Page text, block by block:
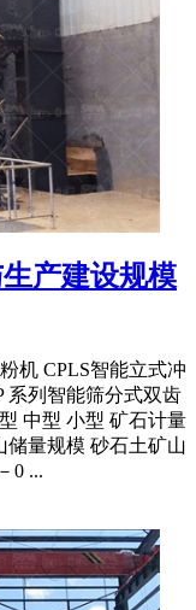
产建设规模
机 CPLS智能立式冲
系列智能筛分式双齿
中型 小型 矿石计量
储量规模 砂石土矿山
0 ...